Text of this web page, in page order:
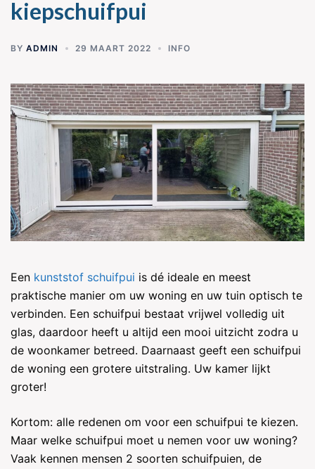
kiepschuifpui
BY ADMIN 29 MAART 2022 INFO
Een kunststof schuifpui is dé ideale en meest
praktische manier om uw woning en uw tuin optisch te
verbinden. Een schuifpui bestaat vrijwel volledig uit
glas, daardoor heeft u altijd een mooi uitzicht zodra u
de woonkamer betreed. Daarnaast geeft een schuifpui
de woning een grotere uitstraling. Uw kamer lijkt
groter!
Kortom: alle redenen om voor een schuifpui te kiezen.
Maar welke schuifpui moet u nemen voor uw woning?
Vaak kennen mensen 2 soorten schuifpuien, de